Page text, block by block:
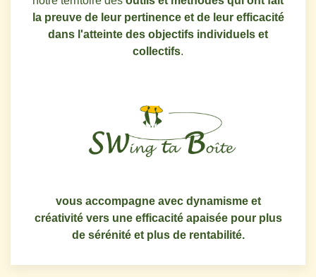
la preuve de leur pertinence et de leur efficacité
dans l'atteinte des objectifs individuels et
collectifs.
vous accompagne avec dynamisme et
créativité vers une efficacité apaisée pour plus
de sérénité et plus de rentabilité.